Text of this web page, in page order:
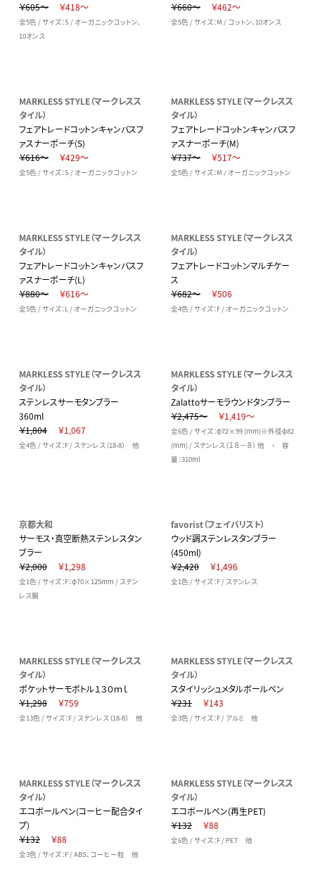
￥605～
￥418～
全5色 / サイズ：S / オーガニックコットン、
10オンス
￥660～
￥462～
全5色 / サイズ：M / コットン、10オンス
MARKLESS STYLE（マークレスス
タイル）
フェアトレードコットンキャンバスフ
ァスナーポーチ(S)
￥616～
￥429～
全5色 / サイズ：S / オーガニックコットン
MARKLESS STYLE（マークレスス
タイル）
フェアトレードコットンキャンバスフ
ァスナーポーチ(M)
￥737～
￥517～
全5色 / サイズ：M / オーガニックコットン
MARKLESS STYLE（マークレスス
タイル）
フェアトレードコットンキャンバスフ
ァスナーポーチ(L)
￥880～
￥616～
全5色 / サイズ：L / オーガニックコットン
MARKLESS STYLE（マークレスス
タイル）
フェアトレードコットンマルチケー
ス
￥682～
￥506
全4色 / サイズ：F / オーガニックコットン
MARKLESS STYLE（マークレスス
タイル）
ステンレスサーモタンブラー
360ml
￥1,804
￥1,067
全4色 / サイズ：F / ステンレス（18-8） 他
MARKLESS STYLE（マークレスス
タイル）
Zalattoサーモラウンドタンブラー
￥2,475～
￥1,419～
全6色 / サイズ：φ72×99 (mm)※外径φ82
(mm) / ステンレス（１８－８） 他 ・ 容
量：310ml
京都大和
サーモス・真空断熱ステンレスタン
ブラー
￥2,000
￥1,298
全1色 / サイズ：F：φ70×125mm / ステン
レス鋼
favorist（フェイバリスト）
ウッド調ステンレスタンブラー
(450ml)
￥2,420
￥1,496
全1色 / サイズ：F / ステンレス
MARKLESS STYLE（マークレスス
タイル）
ポケットサーモボトル１３０ｍｌ
￥1,298
￥759
全13色 / サイズ：F / ステンレス（18-8） 他
MARKLESS STYLE（マークレスス
タイル）
スタイリッシュメタルボールペン
￥231
￥143
全3色 / サイズ：F / アルミ 他
MARKLESS STYLE（マークレスス
タイル）
エコボールペン(コーヒー配合タイ
プ)
￥132
￥88
全3色 / サイズ：F / ABS、コーヒー粒 他
MARKLESS STYLE（マークレスス
タイル）
エコボールペン(再生PET)
￥132
￥88
全6色 / サイズ：F / PET 他